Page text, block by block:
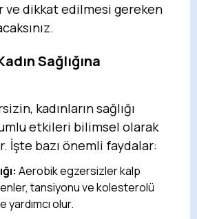
ve dikkat edilmesi gereken
Sağlığına
kadınların sağlığı
etkileri bilimsel olarak
İşte bazı önemli faydalar:
Aerobik egzersizler kalp
tansiyonu ve kolesterolü
yardımcı olur.